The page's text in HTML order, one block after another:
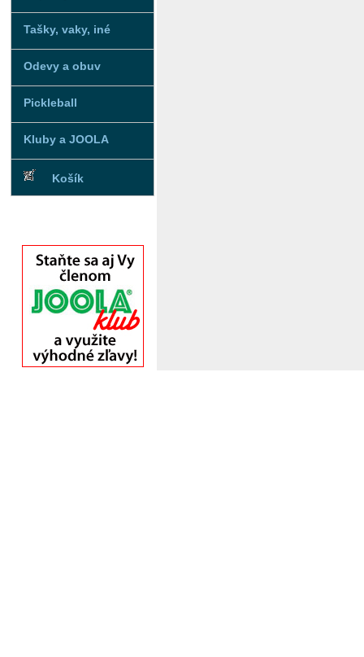
Tašky, vaky, iné
Odevy a obuv
Pickleball
Kluby a JOOLA
Košík